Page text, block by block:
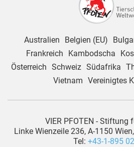
Australien Belgien (EU)
Frankreich
Kambodscha
Österreich Schweiz Südafrika
Vietnam Vereinigtes
VIER PFOTEN - Stiftung
Linke Wienzeile 236, A-1150 Wien,
Tel: +43-1-895